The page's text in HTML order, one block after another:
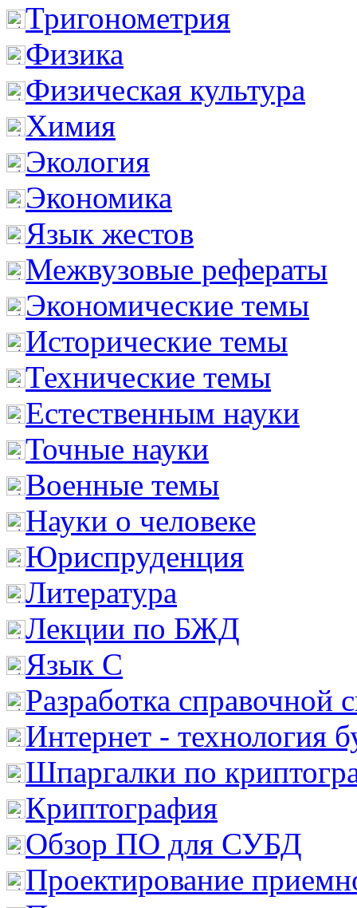
Тригонометрия
Физика
Физическая культура
Химия
Экология
Экономика
Язык жестов
Межвузовые рефераты
Экономические темы
Исторические темы
Технические темы
Естественным науки
Точные науки
Военные темы
Науки о человеке
Юриспруденция
Литература
Лекции по БЖД
Язык С
Разработка справочной
Интернет - технология
Шпаргалки по
Криптография
Обзор ПО для СУБД
Проектирование